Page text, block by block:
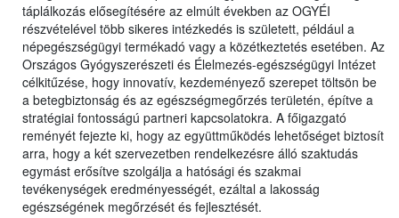
táplálkozás elősegítésére az elmúlt években az OGYÉI
részvételével több sikeres intézkedés is született, például a
népegészségügyi termékadó vagy a közétkeztetés esetében. Az
Országos Gyógyszerészeti és Élelmezés-egészségügyi Intézet
célkitűzése, hogy innovatív, kezdeményező szerepet töltsön be
a betegbiztonság és az egészségmegőrzés területén, építve a
stratégiai fontosságú partneri kapcsolatokra. A főigazgató
reményét fejezte ki, hogy az együttműködés lehetőséget biztosít
arra, hogy a két szervezetben rendelkezésre álló szaktudás
egymást erősítve szolgálja a hatósági és szakmai
tevékenységek eredményességét, ezáltal a lakosság
egészségének megőrzését és fejlesztését.